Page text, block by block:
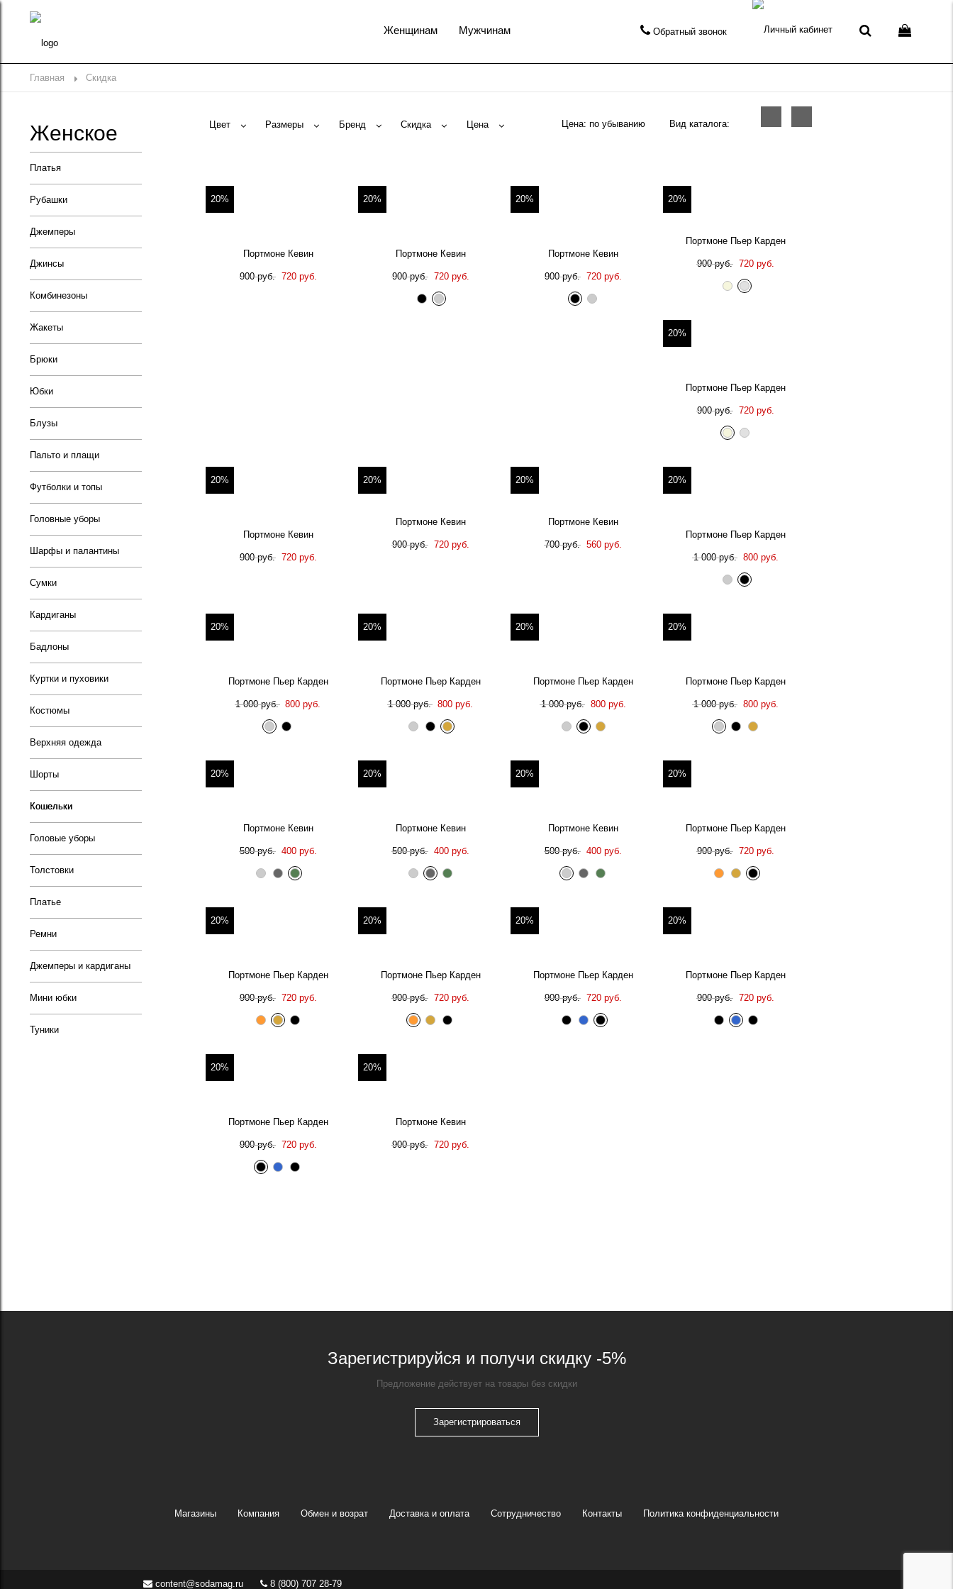
Обратный звонок
Женщинам Мужчинам
Главная Скидка
Женское
Платья
Рубашки
Джемперы
Джинсы
Комбинезоны
Жакеты
Брюки
Юбки
Блузы
Пальто и плащи
Футболки и топы
Головные уборы
Шарфы и палантины
Сумки
Кардиганы
Бадлоны
Куртки и пуховики
Костюмы
Верхняя одежда
Шорты
Кошельки
Головые уборы
Толстовки
Платье
Ремни
Джемперы и кардиганы
Мини юбки
Туники
Цвет Размеры Бренд Скидка Цена Цена: Вид каталога:
20%
Портмоне Кевин
900 руб. 720 руб.
20%
Портмоне Кевин
900 руб. 720 руб.
20%
Портмоне Кевин
900 руб. 720 руб.
20%
Портмоне Пьер Карден
900 руб. 720 руб.
20%
Портмоне Пьер Карден
900 руб. 720 руб.
20%
Портмоне Кевин
900 руб. 720 руб.
20%
Портмоне Кевин
900 руб. 720 руб.
20%
Портмоне Кевин
700 руб. 560 руб.
20%
Портмоне Пьер Карден
1 000 руб. 800 руб.
20%
Портмоне Пьер Карден
1 000 руб. 800 руб.
20%
Портмоне Пьер Карден
1 000 руб. 800 руб.
20%
Портмоне Пьер Карден
1 000 руб. 800 руб.
20%
Портмоне Пьер Карден
1 000 руб. 800 руб.
20%
Портмоне Кевин
500 руб. 400 руб.
20%
Портмоне Кевин
500 руб. 400 руб.
20%
Портмоне Кевин
500 руб. 400 руб.
20%
Портмоне Пьер Карден
900 руб. 720 руб.
20%
Портмоне Пьер Карден
900 руб. 720 руб.
20%
Портмоне Пьер Карден
900 руб. 720 руб.
20%
Портмоне Пьер Карден
900 руб. 720 руб.
20%
Портмоне Пьер Карден
900 руб. 720 руб.
20%
Портмоне Пьер Карден
900 руб. 720 руб.
20%
Портмоне Кевин
900 руб. 720 руб.
Зарегистрируйся и получи скидку -5%
Предложение действует на товары без скидки
Зарегистрироваться
Магазины Компания Обмен и возрат Доставка и оплата Сотрудничество Контакты Политика конфиденциальности
content@sodamag.ru 8 (800) 707 28-79